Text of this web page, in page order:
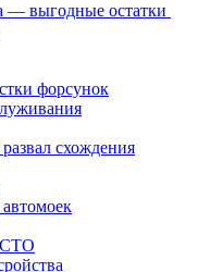
— выгодные остатки
форсунок
схождения
СТО